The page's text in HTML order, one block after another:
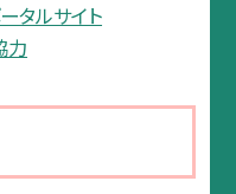
タルサイト
力